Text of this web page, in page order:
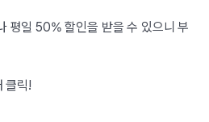
평일 50% 할인을 받을 수 있으니 부
클릭!